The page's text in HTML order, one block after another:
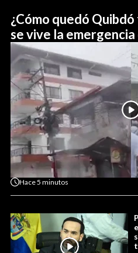
¿Cómo quedó
se vive la emergencia
Hace5 minutos